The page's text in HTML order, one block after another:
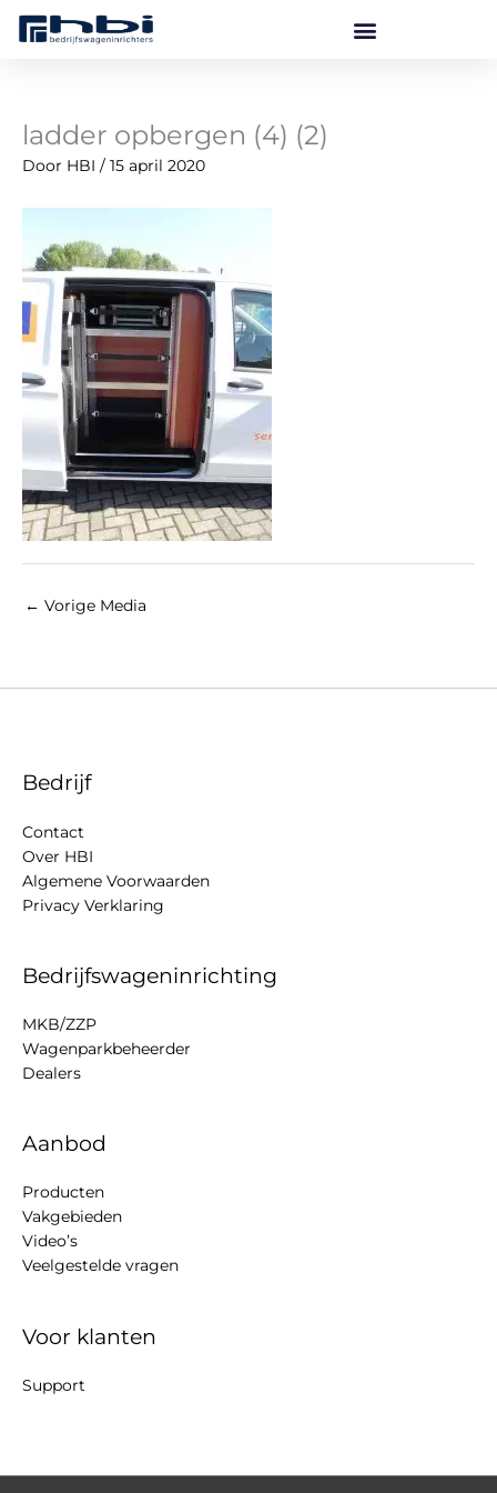
ladder opbergen (4) (2)
Door HBI / 15 april 2020
← Vorige Media
Bedrijf
Contact
Over HBI
Algemene Voorwaarden
Privacy Verklaring
Bedrijfswageninrichting
MKB/ZZP
Wagenparkbeheerder
Dealers
Aanbod
Producten
Vakgebieden
Video’s
Veelgestelde vragen
Voor klanten
Support